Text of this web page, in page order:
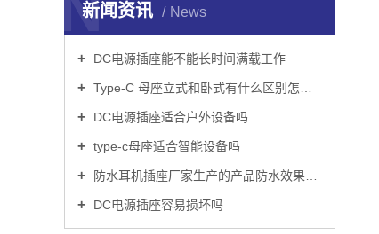
新闻资讯 News
DC电源插座能不能长时间满载工作
Type-C 母座立式和卧式有什么区别怎么选
DC电源插座适合户外设备吗
type-c母座适合智能设备吗
防水耳机插座厂家生产的产品防水效果达标吗
DC电源插座容易损坏吗